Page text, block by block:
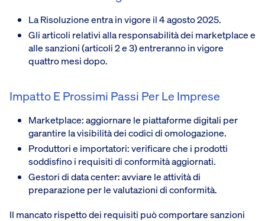
La Risoluzione entra in vigore il 4 agosto 2025.
Gli articoli relativi alla responsabilità dei marketplace e
alle sanzioni (articoli 2 e 3) entreranno in vigore
quattro mesi dopo.
Impatto E Prossimi Passi Per Le Imprese
Marketplace: aggiornare le piattaforme digitali per
garantire la visibilità dei codici di omologazione.
Produttori e importatori: verificare che i prodotti
soddisfino i requisiti di conformità aggiornati.
Gestori di data center: avviare le attività di
preparazione per le valutazioni di conformità.
Il mancato rispetto dei requisiti può comportare sanzioni